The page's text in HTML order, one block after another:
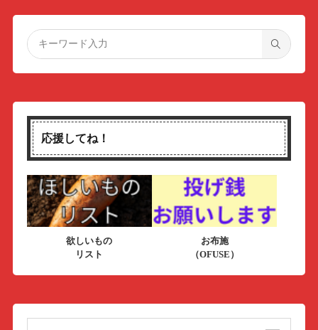
応援してね！
欲しいもの
リスト
お布施
（OFUSE）